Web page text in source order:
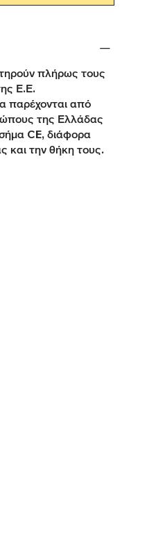
πλήρως τους
Ε.Ε.
παρέχονται από
της Ελλάδας
CE, διάφορα
και την θήκη τους.